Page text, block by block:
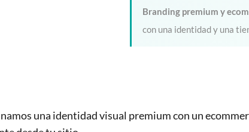
Branding premium y
con una identidad y una
una identidad visual premium con un